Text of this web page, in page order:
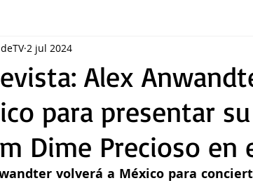
Relatos originales
Tecnología
Alex
para presentar
Dime Precioso en
2 jul 2024
volverá a México para